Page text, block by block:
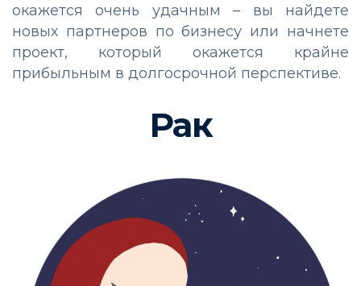
окажется очень удачным – вы найдете
новых партнеров по бизнесу или начнете
проект, который окажется крайне
прибыльным в долгосрочной перспективе.
Рак